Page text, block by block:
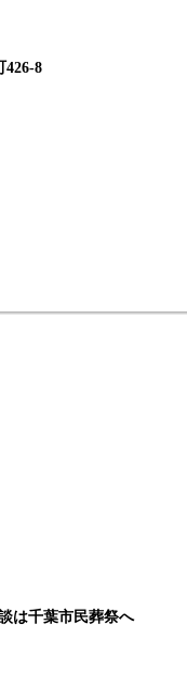
8
は千葉市民葬祭へ